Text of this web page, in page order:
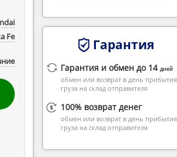
Fe
Гарантия
Гарантия и обмен до 14 дней
обмен или возврат в день прибытия
груза на склад отправителя
100% возврат денег
обмен или возврат в день прибытия
груза на склад отправителя